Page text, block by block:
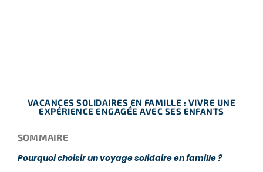
VACANCES SOLIDAIRES EN FAMILLE : VIVRE UNE
EXPÉRIENCE ENGAGÉE AVEC SES ENFANTS
SOMMAIRE
Pourquoi choisir un voyage solidaire en famille ?